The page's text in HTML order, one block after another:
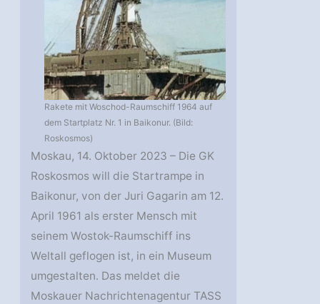
Rakete mit Woschod-Raumschiff 1964 auf
dem Startplatz Nr. 1 in Baikonur. (Bild:
Roskosmos)
Moskau, 14. Oktober 2023 – Die GK
Roskosmos will die Startrampe in
Baikonur, von der Juri Gagarin am 12.
April 1961 als erster Mensch mit
seinem Wostok-Raumschiff ins
Weltall geflogen ist, in ein Museum
umgestalten. Das meldet die
Moskauer Nachrichtenagentur TASS